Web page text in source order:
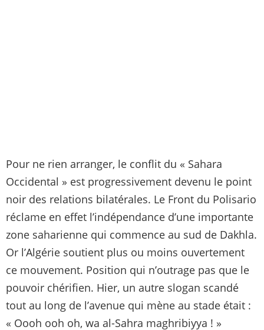
Pour ne rien arranger, le conflit du « Sahara
Occidental » est progressivement devenu le point
noir des relations bilatérales. Le Front du Polisario
réclame en effet l’indépendance d’une importante
zone saharienne qui commence au sud de Dakhla.
Or l’Algérie soutient plus ou moins ouvertement
ce mouvement. Position qui n’outrage pas que le
pouvoir chérifien. Hier, un autre slogan scandé
tout au long de l’avenue qui mène au stade était :
« Oooh ooh oh, wa al-Sahra maghribiyya ! »